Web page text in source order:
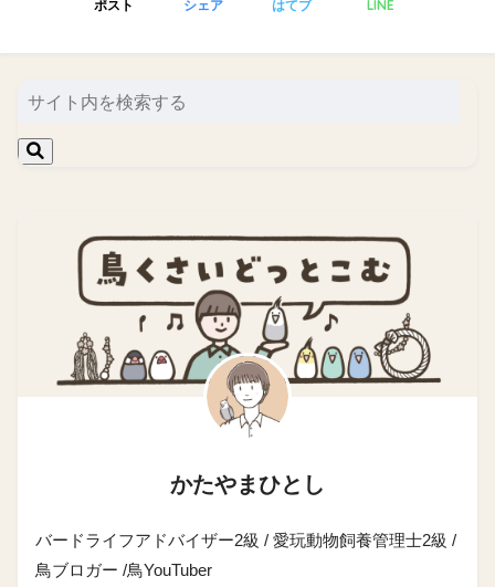
ポスト シェア はてブ LINE
かたやまひとし
バードライフアドバイザー2級 / 愛玩動物飼養管理士2級 /
鳥ブロガー /鳥YouTuber